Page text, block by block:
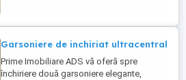
Garsoniere de inchiriat ultracentral
Prime Imobiliare ADS vă oferă spre
închiriere două garsoniere elegante,